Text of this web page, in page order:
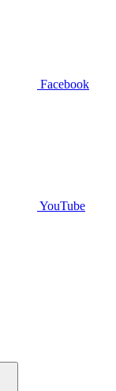
Facebook
YouTube